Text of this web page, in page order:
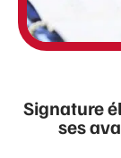
Signature
ses